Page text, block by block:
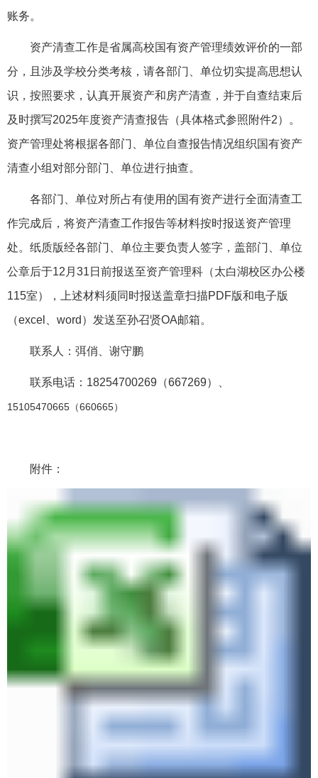
账务。
资产清查工作是省属高校国有资产管理绩效评价的一部
分，且涉及学校分类考核，请各部门、单位切实提高思想认
识，按照要求，认真开展资产和房产清查，并于自查结束后
及时撰写2025年度资产清查报告（具体格式参照附件2）。
资产管理处将根据各部门、单位自查报告情况组织国有资产
清查小组对部分部门、单位进行抽查。
各部门、单位对所占有使用的国有资产进行全面清查工
作完成后，将资产清查工作报告等材料按时报送资产管理
处。纸质版经各部门、单位主要负责人签字，盖部门、单位
公章后于12月31日前报送至资产管理科（太白湖校区办公楼
115室），上述材料须同时报送盖章扫描PDF版和电子版
（excel、word）发送至孙召贤OA邮箱。
联系人：弭俏、谢守鹏
联系电话：18254700269（667269）、
15105470665（660665）
附件：